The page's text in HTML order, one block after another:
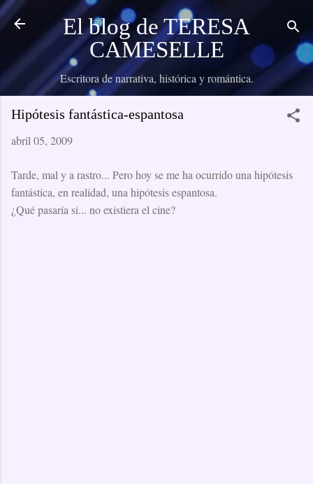
Ir al contenido principal
El blog de TERESA
CAMESELLE
Escritora de narrativa, histórica y romántica.
Hipótesis fantástica-espantosa
abril 05, 2009
Tarde, mal y a rastro... Pero hoy se me ha ocurrido una hipótesis
fantástica, en realidad, una hipótesis espantosa.
¿Qué pasaría si... no existiera el cine?